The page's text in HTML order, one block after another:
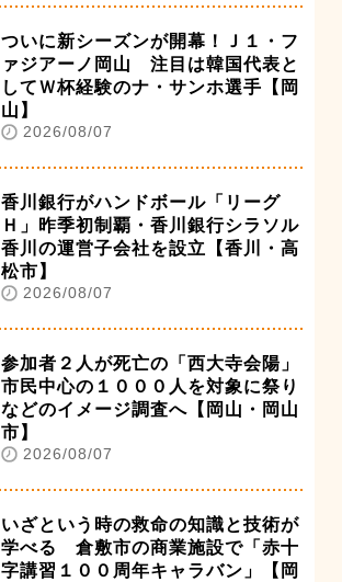
ついに新シーズンが開幕！Ｊ１・フ
ァジアーノ岡山 注目は韓国代表と
してＷ杯経験のナ・サンホ選手【岡
山】
2026/08/07
香川銀行がハンドボール「リーグ
Ｈ」昨季初制覇・香川銀行シラソル
香川の運営子会社を設立【香川・高
松市】
2026/08/07
参加者２人が死亡の「西大寺会陽」
市民中心の１０００人を対象に祭り
などのイメージ調査へ【岡山・岡山
市】
2026/08/07
いざという時の救命の知識と技術が
学べる 倉敷市の商業施設で「赤十
字講習１００周年キャラバン」【岡